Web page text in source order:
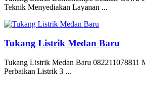
Teknik Menyediakan Layanan ...
Tukang Listrik Medan Baru
Tukang Listrik Medan Baru 082211078811
Perbaikan Listrik 3 ...